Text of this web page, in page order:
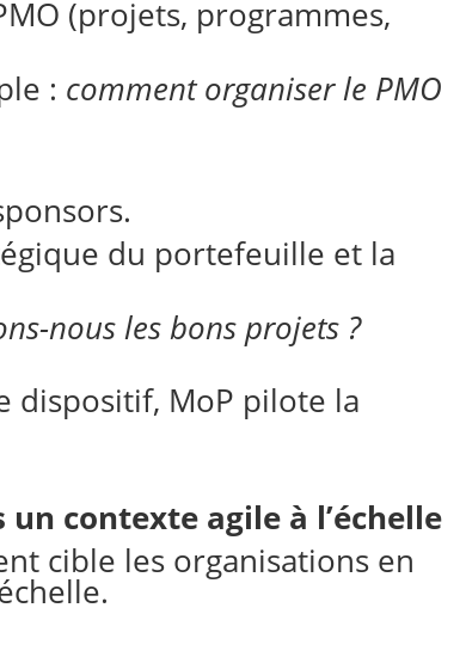
(projets, programmes,
: comment organiser le PMO
du portefeuille et la
nous les bons projets ?
dispositif, MoP pilote la
un contexte agile à l’échelle
cible les organisations en